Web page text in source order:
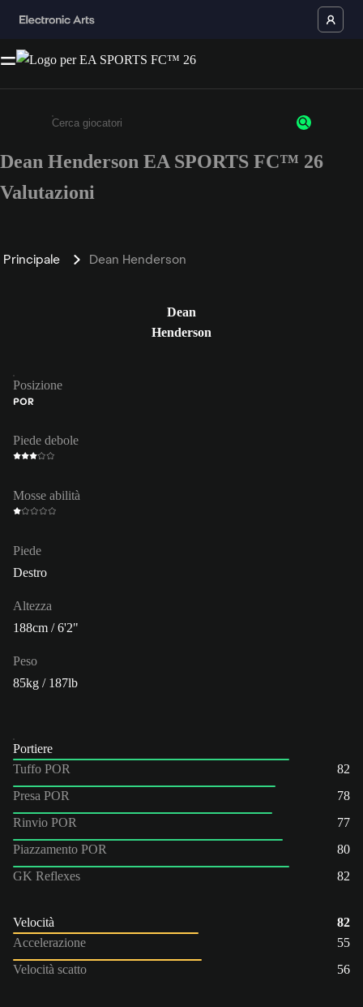
Inserisci un minimo di 3 caratteri o numeri.
Dean Henderson EA SPORTS FC™ 26
Valutazioni
Principale Dean Henderson
Dean
Henderson
Posizione
POR
Piede debole
Mosse abilità
Piede
Destro
Altezza
188cm / 6'2"
Peso
85kg / 187lb
Portiere
Tuffo POR
82
Presa POR
78
Rinvio POR
77
Piazzamento POR
80
GK Reflexes
82
Velocità
82
Accelerazione
55
Velocità scatto
56